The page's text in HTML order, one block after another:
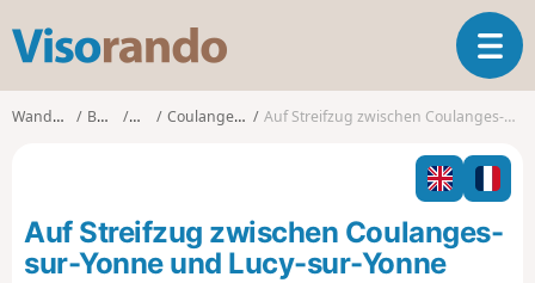
s
o
o
T
o
l
n
a
Wanderungen Burgund YonneCoulanges-sur-Yonne Auf Streifzug zwischen Coulanges-sur-Yonne und Lucy-sur-Yonne
Auf Streifzug zwischen Coulanges-
sur-Yonne und Lucy-sur-Yonne